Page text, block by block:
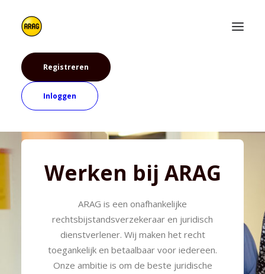
Registreren
Inloggen
Werken bij ARAG
ARAG is een onafhankelijke
rechtsbijstandsverzekeraar en juridisch
dienstverlener. Wij maken het recht
toegankelijk en betaalbaar voor iedereen.
Onze ambitie is om de beste juridische